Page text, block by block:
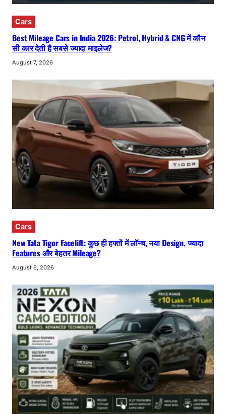
Cars
Best Mileage Cars in India 2026: Petrol, Hybrid & CNG में कौन
सी कार देती है सबसे ज्यादा माइलेज?
August 7, 2026
Cars
New Tata Tigor Facelift: कुछ ही हफ्तों में लॉन्च, नया Design, ज्यादा
Features और बेहतर Mileage?
August 6, 2026